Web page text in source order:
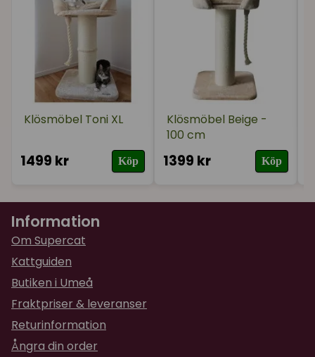
Klösmöbel Toni XL
1499 kr Köp
Klösmöbel Beige -
100 cm
1399 kr Köp
Information
Om Supercat
Kattguiden
Butiken i Umeå
Fraktpriser & leveranser
Returinformation
Ångra din order